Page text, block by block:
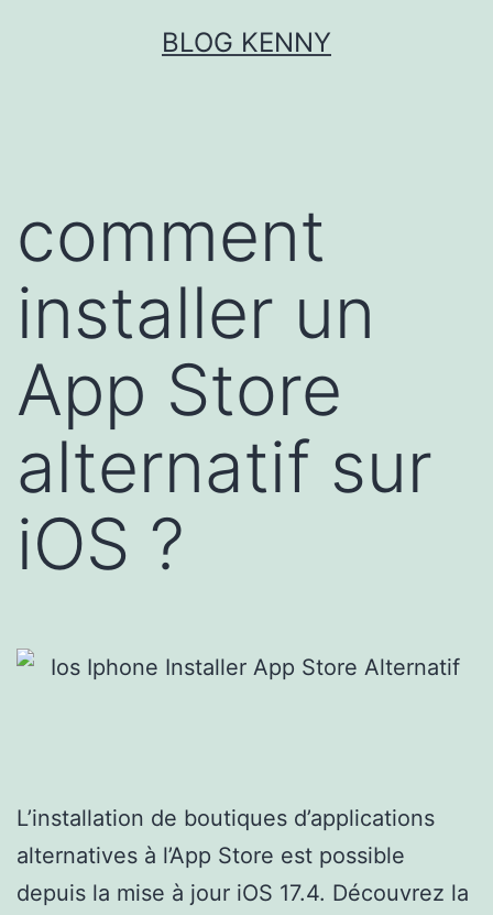
BLOG KENNY
comment
installer un
App Store
alternatif sur
iOS ?
L’installation de boutiques d’applications
alternatives à l’App Store est possible
depuis la mise à jour iOS 17.4. Découvrez la